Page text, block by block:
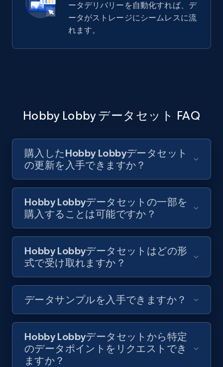
ータデリバリーを自動化すれば、デ
ータがストレージにシームレスに流
れます。
Hobby Lobby データセット FAQ
購入したHobby Lobbyデータセット
の更新を入手できますか？
Hobby Lobbyデータセットの一部を
購入することは可能ですか？
Hobby Lobbyデータセットはどの形
式で受け取れますか？
データサンプルを入手できますか？
Hobby Lobbyデータセットから特定
のデータポイントをリクエストでき
ますか？